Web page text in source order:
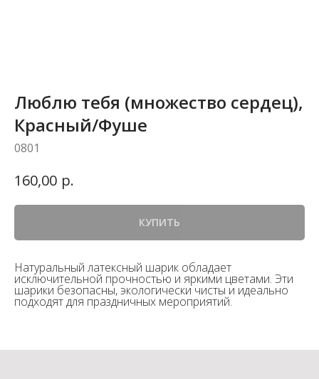
Люблю тебя (множество сердец),
Красный/Фуше
0801
160,00 р.
КУПИТЬ
Натуральный латексный шарик обладает
исключительной прочностью и яркими цветами. Эти
шарики безопасны, экологически чисты и идеально
подходят для праздничных мероприятий.